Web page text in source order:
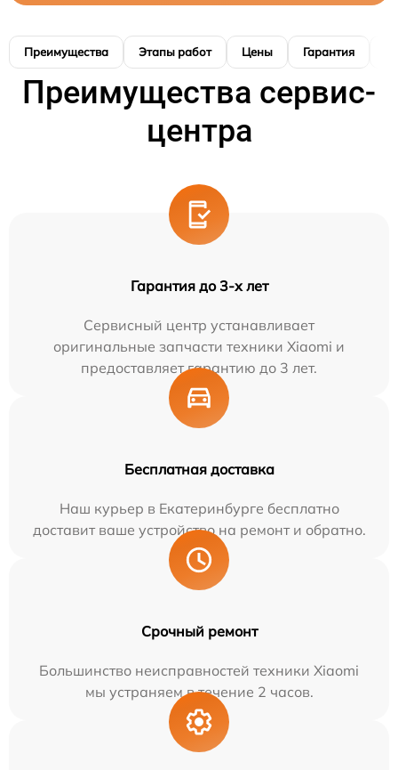
Преимущества Этапы работ Цены Гарантия
Преимущества сервис-
центра
Гарантия до 3-х лет
Сервисный центр устанавливает
оригинальные запчасти техники Xiaomi и
предоставляет гарантию до 3 лет.
Бесплатная доставка
Наш курьер в Екатеринбурге бесплатно
доставит ваше устройство на ремонт и обратно.
Срочный ремонт
Большинство неисправностей техники Xiaomi
мы устраняем в течение 2 часов.